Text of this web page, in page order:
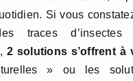
Si vous
traces
2 solutions s’offrent à
» ou les